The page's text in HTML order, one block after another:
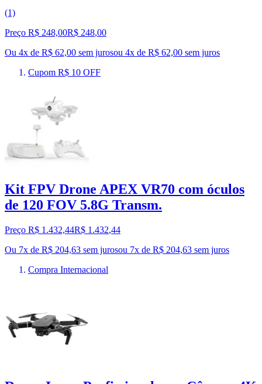
(1)
Preço R$ 248,00R$ 248,00
Ou 4x de R$ 62,00 sem jurosou 4x de R$ 62,00 sem juros
Cupom R$ 10 OFF
Kit FPV Drone APEX VR70 com óculos
de 120 FOV 5.8G Transm.
Preço R$ 1.432,44R$ 1.432,44
Ou 7x de R$ 204,63 sem jurosou 7x de R$ 204,63 sem juros
Compra Internacional